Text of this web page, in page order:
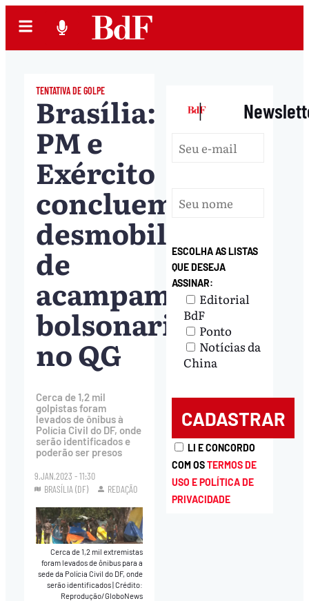
TENTATIVA DE GOLPE
Brasília:
PM e
Exército
concluem
desmobilização
de
acampamento
bolsonarista
no QG
Cerca de 1,2 mil
golpistas foram
levados de ônibus à
Polícia Civil do DF, onde
serão identificados e
poderão ser presos
9.JAN.2023 - 11:30
BRASÍLIA (DF)
REDAÇÃO
Cerca de 1,2 mil extremistas
foram levados de ônibus para a
sede da Polícia Civil do DF, onde
serão identificados|Crédito:
Reprodução/GloboNews
|
ESCOLHA AS LISTAS
QUE DESEJA
ASSINAR:
Editorial
BdF
Ponto
Notícias da
China
LI E CONCORDO
COM OSTERMOS DE
USO E POLÍTICA DE
PRIVACIDADE